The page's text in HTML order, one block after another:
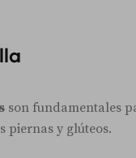
son fundamentales
piernas y glúteos.